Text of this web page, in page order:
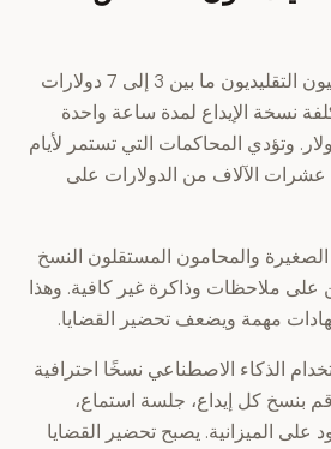
يطلب المراسلون القضائيون التقليديون ما بين 3 إلى 7 دولارات
نسخة الإيداع لمدة ساعة واحدة
بين 300 و700 دولار. وتؤدي المحاكمات التي تستمر لأيام
عشرات الآلاف من الدولارات على
والمحامون المستقلون النسخ
على ملاحظات وذاكرة غير كافية. وهذا
مهمة ويضعف تحضير القضايا.
الذكاء الاصطناعي نسخًا احترافية
أقل بنسبة 90%. قم بنسخ كل إيداع، جلسة استماع،
الميزانية. يصبح تحضير القضايا